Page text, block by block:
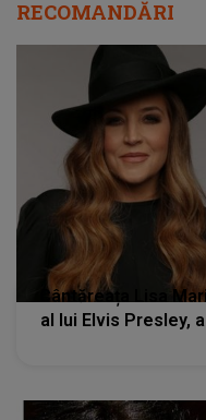
RECOMANDĂRI
Cântăreața Lisa
al lui Elvis Presley,